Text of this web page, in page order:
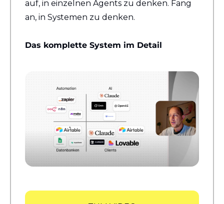
auf, in einzelnen Agents zu denken. Fang
an, in Systemen zu denken.
Das komplette System im Detail